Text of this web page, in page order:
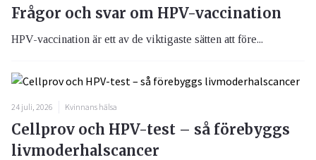
Frågor och svar om HPV-vaccination
HPV-vaccination är ett av de viktigaste sätten att före...
24 juli, 2026 Kvinnans hälsa
Cellprov och HPV-test – så förebyggs
livmoderhalscancer